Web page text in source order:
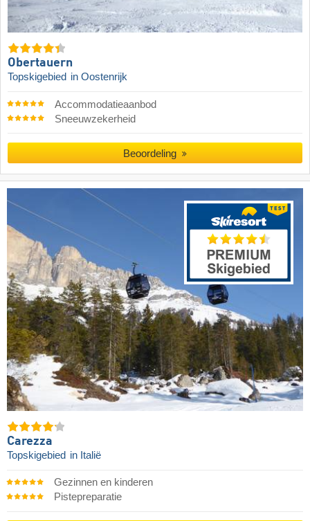
Obertauern
Topskigebied in Oostenrijk
Accommodatieaanbod
Sneeuwzekerheid
Beoordeling
Carezza
Topskigebied in Italië
Gezinnen en kinderen
Pistepreparatie